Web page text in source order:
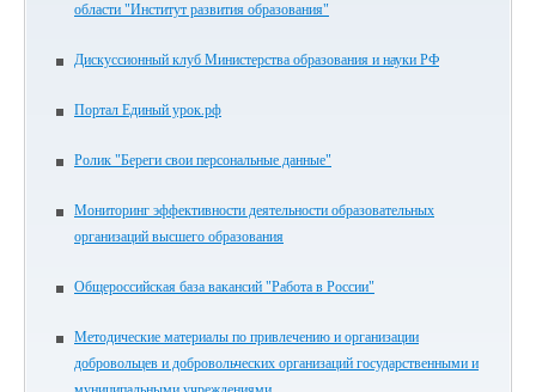
области "Институт развития образования"
Дискуссионный клуб Министерства образования и науки РФ
Портал Единый урок.рф
Ролик "Береги свои персональные данные"
Мониторинг эффективности деятельности образовательных
организаций высшего образования
Общероссийская база вакансий "Работа в России"
Методические материалы по привлечению и организации
добровольцев и добровольческих организаций государственными и